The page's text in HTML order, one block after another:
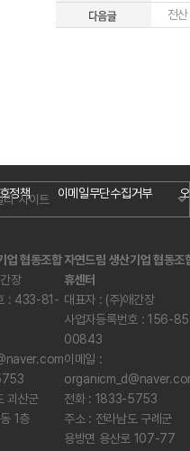
전
정책 이메일무단수집거부
업 협동조합
장
: 433-81-
괴산군
1층
자연드림 생산기업 협동조
휴센터
대표자 : (주)애간장
사업자등록번호 : 156-
00843
이메일 :
전화 : 1833-5753
주소 : 전라남도 구례군
용방면 용산로 107-77